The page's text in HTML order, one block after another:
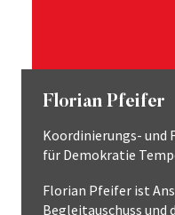
Florian Pfeifer
Koordinierungs- und
für Demokratie
Florian Pfeifer ist
Begleitauschuss und